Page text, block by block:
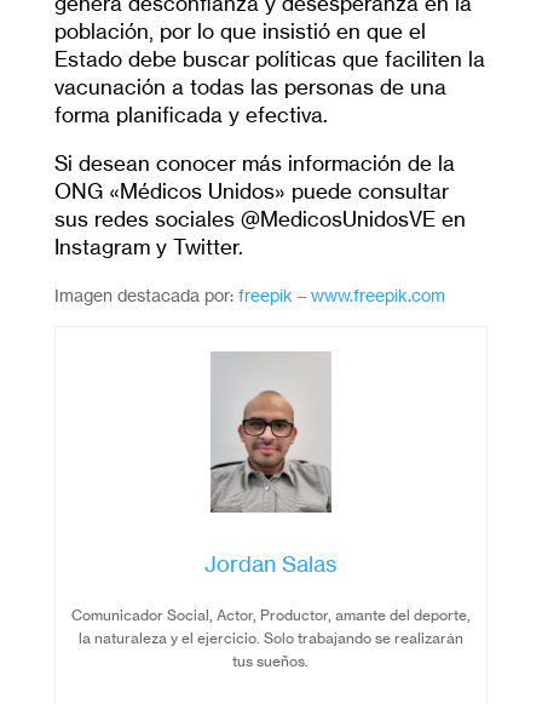
población, por lo que insistió en que el
Estado debe buscar políticas que faciliten la
vacunación a todas las personas de una
forma planificada y efectiva.
Si desean conocer más información de la
ONG «Médicos Unidos» puede consultar
sus redes sociales @MedicosUnidosVE en
Instagram y Twitter.
Imagen destacada por: freepik – www.freepik.com
Jordan Salas
Comunicador Social, Actor, Productor, amante del deporte,
la naturaleza y el ejercicio. Solo trabajando se realizarán
tus sueños.